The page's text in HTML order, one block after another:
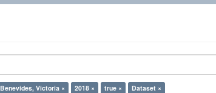
Benevides, Victoria × 2018 × true × Dataset ×